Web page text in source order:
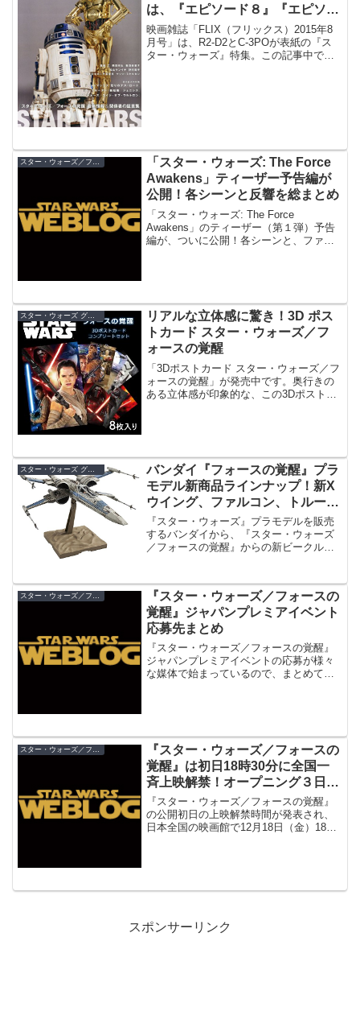
は、『エピソード８』『エピソー
ド９』でさらに活躍する重要キャ
ラ！
映画雑誌「FLIX（フリックス）2015年8
月号」は、R2-D2とC-3POが表紙の『ス
ター・ウォーズ』特集。この記事中で、
スター・ウォーズ／フォースの覚醒
「スター・ウォーズ: The Force
Awakens」ティーザー予告編が
公開！各シーンと反響を総まとめ
「スター・ウォーズ: The Force
Awakens」のティーザー（第１弾）予告
編が、ついに公開！各シーンと、ファン
スター・ウォーズ グッズ
リアルな立体感に驚き！3D ポス
トカード スター・ウォーズ／フ
ォースの覚醒
「3Dポストカード スター・ウォーズ／フ
ォースの覚醒」が発売中です。奥行きの
ある立体感が印象的な、この3Dポストカ
スター・ウォーズ グッズ
バンダイ『フォースの覚醒』プラ
モデル新商品ラインナップ！新X
ウイング、ファルコン、トルーパ
ーが登場！
『スター・ウォーズ』プラモデルを販売
するバンダイから、『スター・ウォーズ
／フォースの覚醒』からの新ビークル、
『スター・ウォーズ／フォースの
覚醒』ジャパンプレミアイベント
応募先まとめ
『スター・ウォーズ／フォースの覚醒』
ジャパンプレミアイベントの応募が様々
な媒体で始まっているので、まとめてみ
『スター・ウォーズ／フォースの
覚醒』は初日18時30分に全国一
斉上映解禁！オープニング３日間
に「特典購入権利付き特別上映」
実施
『スター・ウォーズ／フォースの覚醒』
の公開初日の上映解禁時間が発表され、
日本全国の映画館で12月18日（金）18時
スポンサーリンク